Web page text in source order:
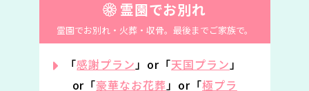
霊園でお別れ
霊園でお別れ・火葬・収骨。 最後までご家族で。
「感謝プラン」or「天国プラン」
or「豪華なお花葬」or「極プラ